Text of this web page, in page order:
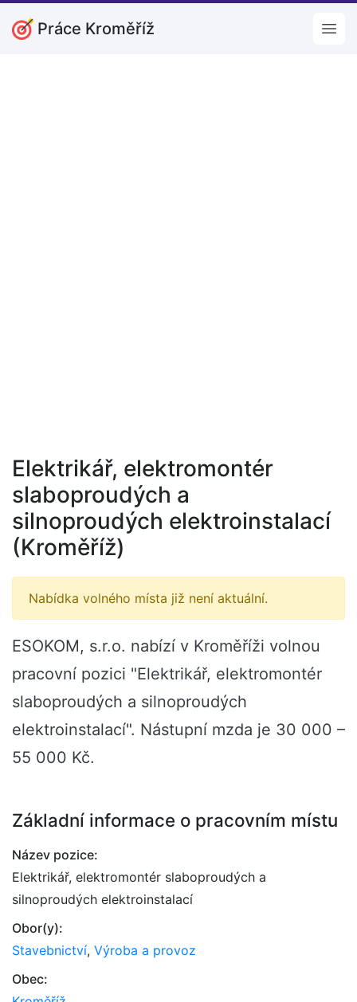
Práce Kroměříž
Elektrikář, elektromontér
slaboproudých a
silnoproudých elektroinstalací
(Kroměříž)
Nabídka volného místa již není aktuální.
ESOKOM, s.r.o. nabízí v Kroměříži volnou
pracovní pozici "Elektrikář, elektromontér
slaboproudých a silnoproudých
elektroinstalací". Nástupní mzda je 30 000 –
55 000 Kč.
Základní informace o pracovním místu
Název pozice:
Elektrikář, elektromontér slaboproudých a
silnoproudých elektroinstalací
Obor(y):
Stavebnictví, Výroba a provoz
Obec: